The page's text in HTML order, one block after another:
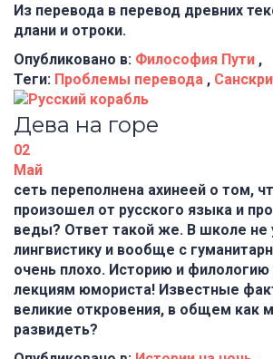
Из перевода в перевод древних
длани и отроки.
Опубликовано в: Философия Пути ,
Теги: Проблемы перевода ,
Дева на горе
02
Май
сеть переполнена ахинеей о том,
произошел от русского языка и
веды? Ответ такой же. В школе не
лингвистику и вообще с
очень плохо. Историю и филологию
лекциям юмориста! Известные
великие откровения, в общем как
развидеть?